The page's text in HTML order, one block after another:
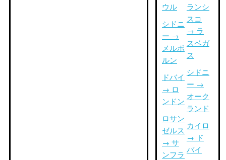
ウル
シドニ
ー →
メルボ
ルン
ドバイ
→ ロ
ンドン
ロサン
ゼルス
→ サ
ンフラ
ランシ
スコ
→ ラ
スベガ
ス
シドニ
ー →
オーク
ランド
カイロ
→ ド
バイ